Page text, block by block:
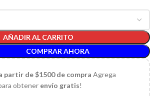
AÑADIR AL CARRITO
COMPRAR AHORA
partir de $1500 de compra Agrega
obtener envío gratis!